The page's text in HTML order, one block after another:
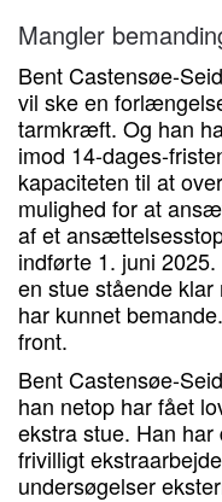
Mangler
Bent Castensøe-
vil ske en
tarmkræft. Og han
imod 14-dages-
kapaciteten til at
mulighed for at
af et
indførte 1. juni
en stue stående
har kunnet
front.
Bent Castensøe-
han netop har fået
ekstra stue. Han
frivilligt
undersøgelser